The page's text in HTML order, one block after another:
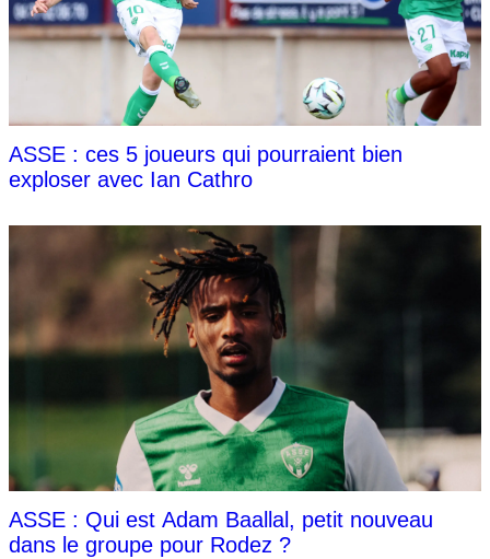
ASSE : ces 5 joueurs qui pourraient bien
exploser avec Ian Cathro
ASSE : Qui est Adam Baallal, petit nouveau
dans le groupe pour Rodez ?